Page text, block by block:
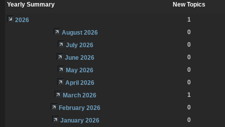
Yearly Summary
New Topics
2026
1
August 2026
0
July 2026
0
June 2026
0
May 2026
0
April 2026
0
March 2026
1
February 2026
0
January 2026
0